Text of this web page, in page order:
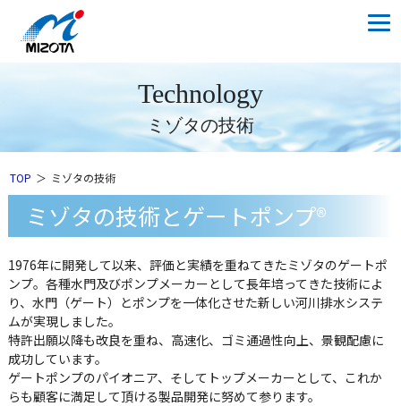
Technology
ミゾタの技術
TOP ミゾタの技術
ミゾタの技術とゲートポンプ®
1976年に開発して以来、評価と実績を重ねてきたミゾタのゲートポ
ンプ。各種水門及びポンプメーカーとして長年培ってきた技術によ
り、水門（ゲート）とポンプを一体化させた新しい河川排水システ
ムが実現しました。
特許出願以降も改良を重ね、高速化、ゴミ通過性向上、景観配慮に
成功しています。
ゲートポンプのパイオニア、そしてトップメーカーとして、これか
らも顧客に満足して頂ける製品開発に努めて参ります。